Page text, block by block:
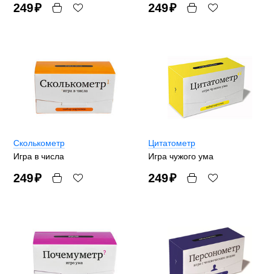
249₽ 249₽
Сколькометр
Игра в числа
249₽
Цитатометр
Игра чужого ума
249₽